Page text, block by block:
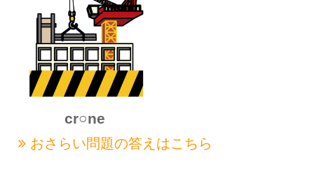
cr○ne
おさらい問題の答えはこちら